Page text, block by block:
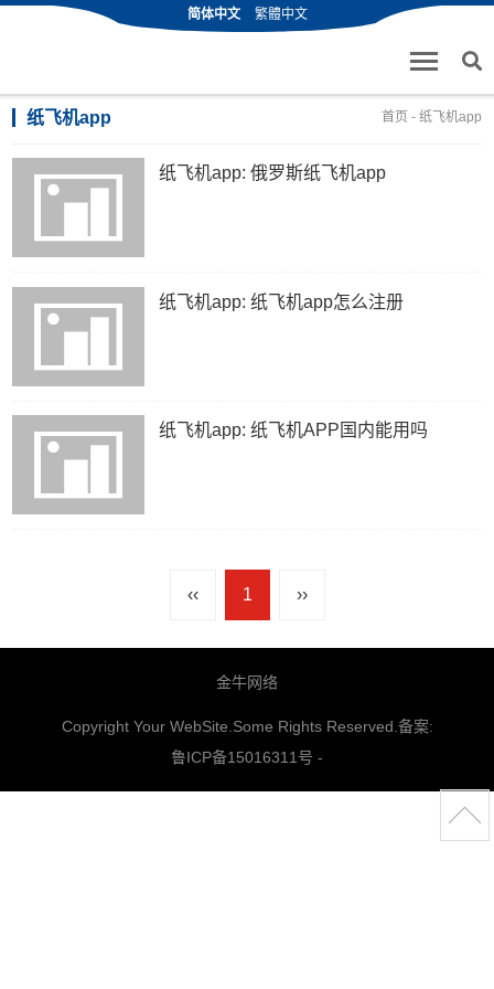
简体中文 繁體中文
纸飞机app 首页 - 纸飞机app
纸飞机app: 俄罗斯纸飞机app
纸飞机app: 纸飞机app怎么注册
纸飞机app: 纸飞机APP国内能用吗
‹‹ 1 ››
金牛网络
Copyright Your WebSite.Some Rights Reserved.备案:
鲁ICP备15016311号 -